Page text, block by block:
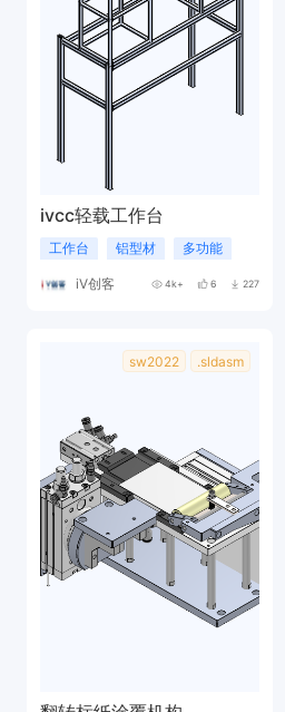
ivcc轻载工作台
工作台 铝型材 多功能
iV创客 4k+ 6 227
sw2022 .sldasm